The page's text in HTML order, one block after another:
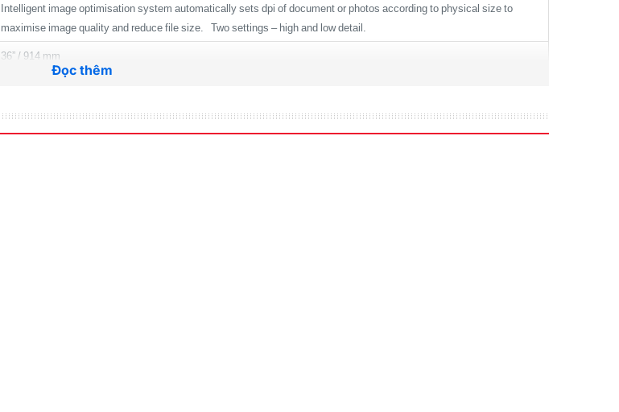
Intelligent image optimisation system automatically sets dpi of document or photos according to physical size to
maximise image quality and reduce file size. Two settings – high and low detail.
36” / 914 mm
6” (150 mm) / 0.003” (0.07 mm)
Đọc thêm